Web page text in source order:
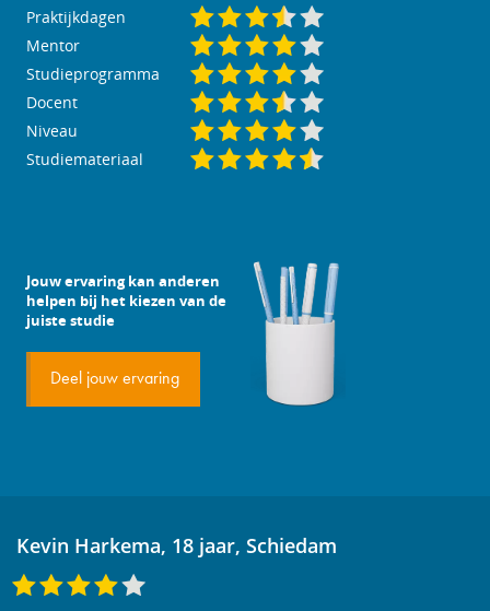
Praktijkdagen
Mentor
Studieprogramma
Docent
Niveau
Studiemateriaal
Jouw ervaring kan anderen
helpen bij het kiezen van de
juiste studie
Deel jouw ervaring
Kevin Harkema, 18 jaar, Schiedam